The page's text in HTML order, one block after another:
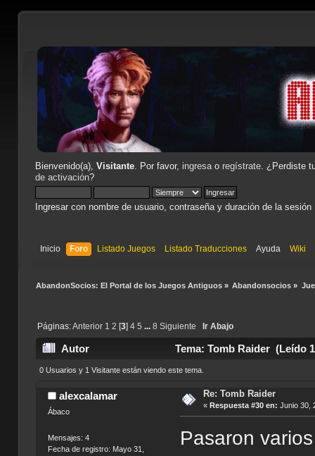
Bienvenido(a), Visitante. Por favor, ingresao regístrate. ¿Perdiste
de activación?
Ingresar con nombre de usuario, contraseña y duración de la sesión
Inicio Foro Listado Juegos Listado Traducciones Ayuda Wiki
AbandonSocios: El Portal de los Juegos Antiguos» Abandonsocios »
Páginas:Anterior 1 2 [3] 4 5 ... 8 Siguiente Ir Abajo
Autor Tema: Tomb Raider (Leído
0 Usuarios y 1 Visitante están viendo este tema.
alexcalamar
Ábaco
Mensajes: 4
Fecha de registro: Mayo 31,
Re: Tomb Raider
« Respuesta #30 en: Junio 30,
Pasaron